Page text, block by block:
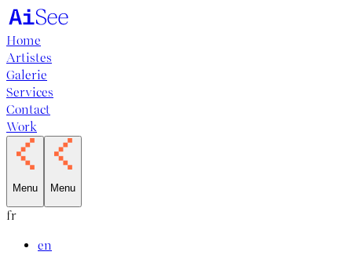
Home
Artistes
Galerie
Services
Contact
Work
Menu Menu
fr
en